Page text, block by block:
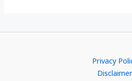
Privacy
Disclaimer